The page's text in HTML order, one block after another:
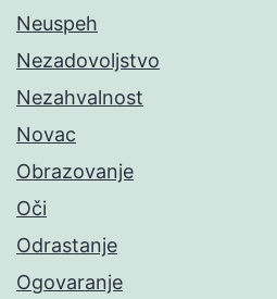
Neuspeh
Nezadovoljstvo
Nezahvalnost
Novac
Obrazovanje
Oči
Odrastanje
Ogovaranje